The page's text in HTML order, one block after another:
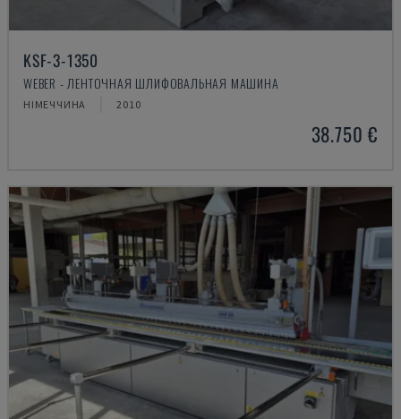
KSF-3-1350
WEBER - ЛЕНТОЧНАЯ ШЛИФОВАЛЬНАЯ МАШИНА
НІМЕЧЧИНА 2010
38.750 €